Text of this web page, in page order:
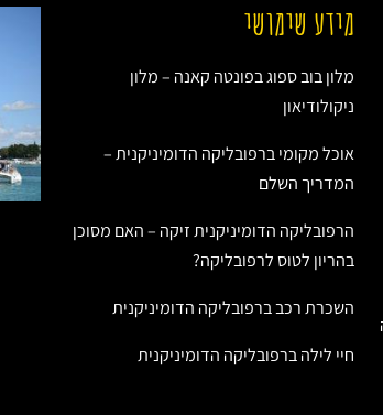
מידע שימושי
מלון בוב ספוג בפונטה קאנה – מלון
ניקולודיאון
אוכל מקומי ברפובליקה הדומיניקנית –
המדריך השלם
הרפובליקה הדומיניקנית זיקה – האם מסוכן
בהריון לטוס לרפובליקה?
השכרת רכב ברפובליקה הדומיניקנית
חיי לילה ברפובליקה הדומיניקנית